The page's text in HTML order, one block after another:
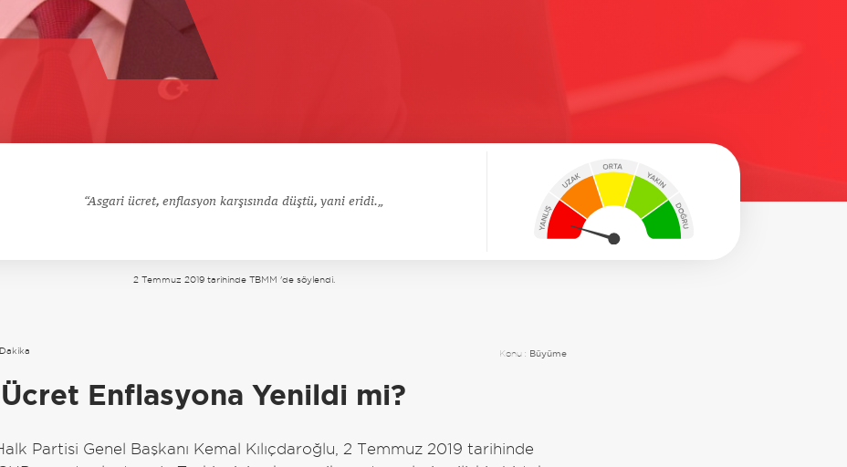
Asgari ücret, enflasyon karşısında düştü, yani eridi.
2 Temmuz 2019 tarihinde TBMM 'de söylendi.
Konu : Büyüme
Enflasyona Yenildi mi?
Partisi Genel Başkanı Kemal Kılıçdaroğlu, 2 Temmuz 2019 tarihinde